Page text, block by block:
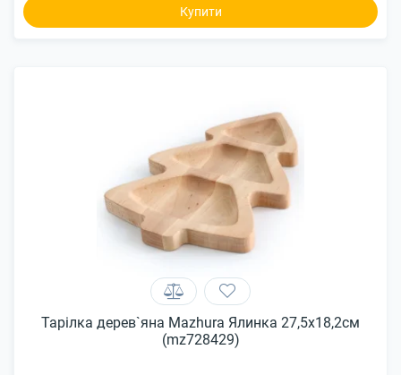
Купити
Тарілка дерев`яна Mazhura Ялинка 27,5x18,2см
(mz728429)